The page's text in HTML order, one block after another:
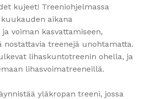
kujeet! Treeniohjelmassa
aikana
voiman kasvattamiseen,
nostattavia treenejä unohtamatta.
lihaskuntotreenin ohella, ja
lihasvoimatreeneillä.
yläkropan treeni, jossa